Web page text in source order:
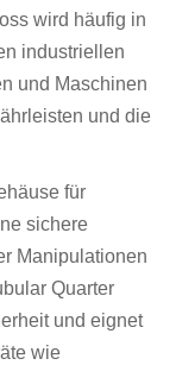
wird häufig in
industriellen
und Maschinen
und die
für
sichere
Manipulationen
Quarter
und eignet
wie